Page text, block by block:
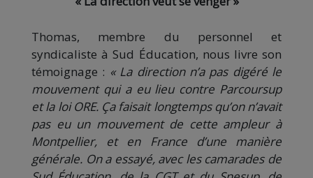
Thomas, membre du personnel et
syndicaliste à Sud Éducation, nous livre son
témoignage : « La direction n’a pas digéré le
mouvement qui a eu lieu contre Parcoursup
et la loi ORE. Ça faisait longtemps qu’on n’avait
pas eu un mouvement de cette ampleur à
Montpellier, et en France d’une manière
générale. On a essayé, avec les camarades de